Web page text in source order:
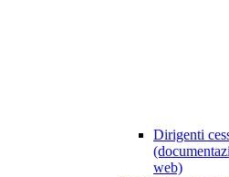
Dirigenti
web)